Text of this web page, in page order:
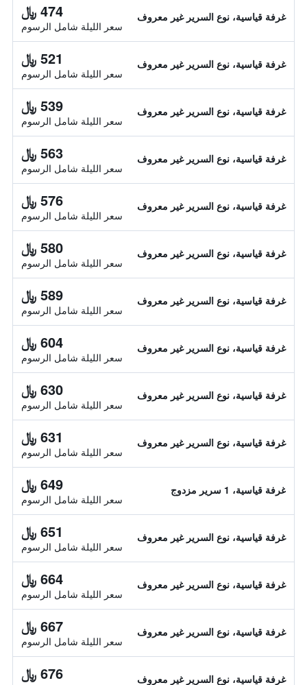
غرفة قياسية، نوع السرير غير معروف 474 ﷼
سعر الليلة شامل الرسوم
غرفة قياسية، نوع السرير غير معروف 521 ﷼
سعر الليلة شامل الرسوم
غرفة قياسية، نوع السرير غير معروف 539 ﷼
سعر الليلة شامل الرسوم
غرفة قياسية، نوع السرير غير معروف 563 ﷼
سعر الليلة شامل الرسوم
غرفة قياسية، نوع السرير غير معروف 576 ﷼
سعر الليلة شامل الرسوم
غرفة قياسية، نوع السرير غير معروف 580 ﷼
سعر الليلة شامل الرسوم
غرفة قياسية، نوع السرير غير معروف 589 ﷼
سعر الليلة شامل الرسوم
غرفة قياسية، نوع السرير غير معروف 604 ﷼
سعر الليلة شامل الرسوم
غرفة قياسية، نوع السرير غير معروف 630 ﷼
سعر الليلة شامل الرسوم
غرفة قياسية، نوع السرير غير معروف 631 ﷼
سعر الليلة شامل الرسوم
غرفة قياسية، 1 سرير مزدوج 649 ﷼
سعر الليلة شامل الرسوم
غرفة قياسية، نوع السرير غير معروف 651 ﷼
سعر الليلة شامل الرسوم
غرفة قياسية، نوع السرير غير معروف 664 ﷼
سعر الليلة شامل الرسوم
غرفة قياسية، نوع السرير غير معروف 667 ﷼
سعر الليلة شامل الرسوم
غرفة قياسية، نوع السرير غير معروف 676 ﷼